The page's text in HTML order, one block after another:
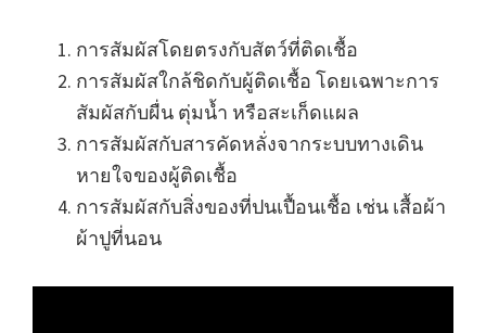
การสัมผัสโดยตรงกับสัตว์ที่ติดเชื้อ
การสัมผัสใกล้ชิดกับผู้ติดเชื้อ โดยเฉพาะการ
สัมผัสกับผื่น ตุ่มน้ำ หรือสะเก็ดแผล
การสัมผัสกับสารคัดหลั่งจากระบบทางเดิน
หายใจของผู้ติดเชื้อ
การสัมผัสกับสิ่งของที่ปนเปื้อนเชื้อ เช่น เสื้อผ้า
ผ้าปูที่นอน